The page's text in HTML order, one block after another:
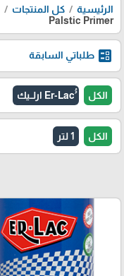
الرئيسية كل المنتجات
Palstic Primer
ballot طلباتي السابقة
الكل
الكل 1 لتر